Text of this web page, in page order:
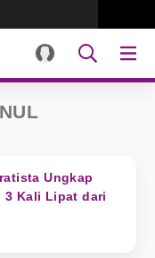
Ungkap
3 Kali Lipat dari